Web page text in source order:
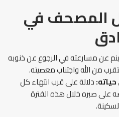
المصحف في
ينم عن مسارعته في الرجوع عن ذنوبه
من الله واجتناب معصيته.
دلالة على قرب انتهاء كل
على صبره خلال هذه الفترة